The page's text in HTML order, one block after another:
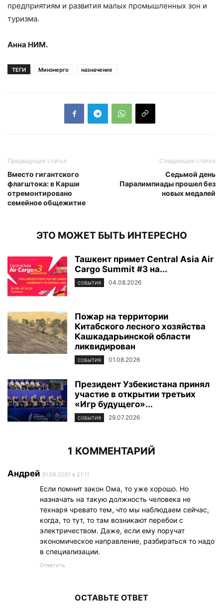
предприятиям и развития малых промышленных зон и
туризма.
Анна НИМ.
ТЕГИ Минэнерго назначение
Предыдущая статья
Вместо гигантского
флагштока: в Карши
отремонтировано
семейное общежитие
Следующая статья
Седьмой день
Паралимпиады прошел без
новых медалей
ЭТО МОЖЕТ БЫТЬ ИНТЕРЕСНО
Ташкент примет Central Asia Air
Cargo Summit #3 на...
СОБЫТИЯ 04.08.2026
Пожар на территории
Китабского лесного хозяйства
Кашкадарьинской области
ликвидирован
СОБЫТИЯ 01.08.2026
Президент Узбекистана принял
участие в открытии третьих
«Игр будущего»...
СОБЫТИЯ 29.07.2026
1 КОММЕНТАРИЙ
Андрей 31.08.2021 в 21:11
Если помнит закон Ома, то уже хорошо. Но
назначать на такую должность человека не
технаря чревато тем, что мы наблюдаем сейчас,
когда, то тут, то там возникают перебои с
электричеством. Даже, если ему поручат
экономическое направление, разбираться то надо
в специализации.
Ответить
ОСТАВЬТЕ ОТВЕТ